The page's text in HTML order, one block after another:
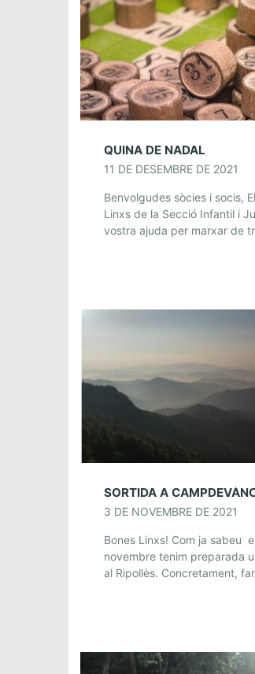
QUINA DE NADAL
11 DE DESEMBRE DE 2021
Benvolgudes sòcies i socis,
Linxs de la Secció Infantil i
vostra ajuda per marxar de
3 DE NOVEMBRE DE 2021
Bones Linxs! Com ja sabeu
novembre tenim preparada
al Ripollès. Concretament,